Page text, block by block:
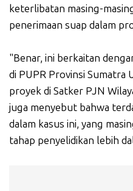
keterlibatan masing-
penerimaan suap dalam
"Benar, ini berkaitan
di PUPR Provinsi Sumatra
proyek di Satker PJN
juga menyebut bahwa
dalam kasus ini, yang
tahap penyelidikan lebih